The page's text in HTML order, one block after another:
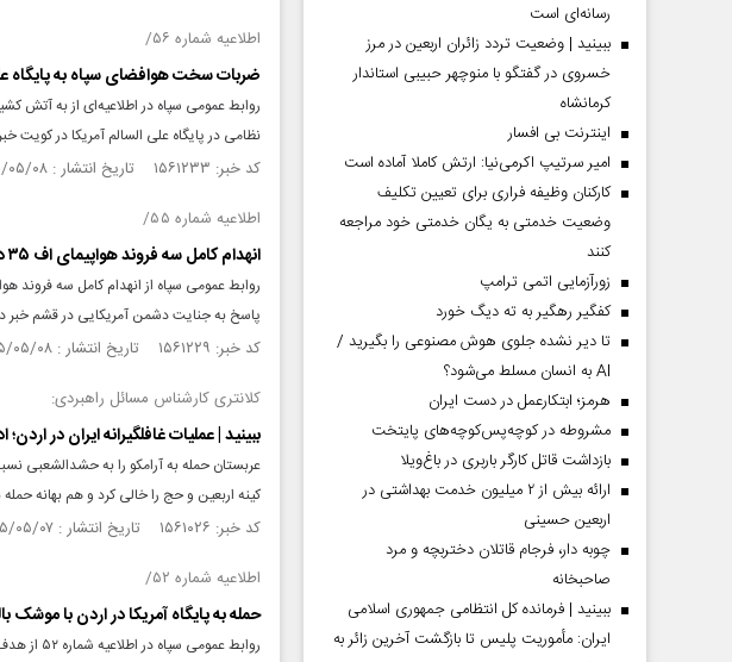
اطلاعیه شماره ۵۶/
ضربات سخت هوافضای سپاه به پایگاه
روابط عمومی سپاه در اطلاعیه‌ای از به آتش
نظامی در پایگاه علی السالم آمریکا در کویت
کد خبر: ۱۵۶۱۲۳۳ تاریخ انتشار : ۱۴۰۵/۰۵/۰۸
اطلاعیه شماره ۵۵/
انهدام کامل سه فروند هواپیمای اف ۳۵ در الازرق اردن
پاسخ به جنایت دشمن آمریکایی در قشم خبر
کد خبر: ۱۵۶۱۲۲۹ تاریخ انتشار : ۱۴۰۵/۰۵/۰۸
کلانتری کارشناس مسائل راهبردی:
ببینید | عملیات غافلگیرانه ایران در
عربستان حمله به آرامکو را به حشدالشعبی
کینه اربعین و حج را خالی کرد و هم بهانه
کد خبر: ۱۵۶۱۰۲۶ تاریخ انتشار : ۱۴۰۵/۰۵/۰۷
اطلاعیه شماره ۵۲/
حمله به پایگاه آمریکا در اردن با موشک
روابط
رسانه‌ای است
ببینید | وضعیت تردد زائران اربعین در مرز
خسروی در گفتگو با منوچهر حبیبی استاندار
کرمانشاه
اینترنت بی افسار
امیر سرتیپ اکرمی‌نیا: ارتش کاملا آماده است
کارکنان وظیفه فراری برای تعیین تکلیف
وضعیت خدمتی به یگان خدمتی خود مراجعه
کنند
زورآزمایی اتمی ترامپ
کفگیر رهگیر به ته دیگ خورد
تا دیر نشده جلوی هوش مصنوعی را بگیرید /
AI به انسان مسلط می‌شود؟
هرمز؛ ابتکارعمل در دست ایران
مشروطه در کوچه‌پس‌کوچه‌های پایتخت
بازداشت قاتل کارگر باربری در باغ‌ویلا
ارائه بیش از ۲ میلیون خدمت بهداشتی در
اربعین حسینی
چوبه دار، فرجام قاتلان دختربچه و مرد
صاحبخانه
ببینید | فرمانده کل انتظامی جمهوری اسلامی
ایران­: مأموریت پلیس تا بازگشت آخرین زائر به